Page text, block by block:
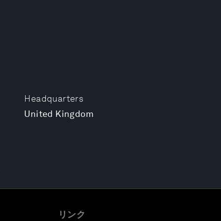
Headquarters
United Kingdom
リンク